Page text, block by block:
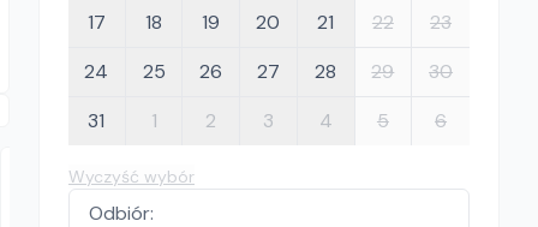
17 18 19 20 21 22
23
24
25 26 27 28 29
30
31
1 2 3 4 5 6
Wyczyść wybór
Odbiór: